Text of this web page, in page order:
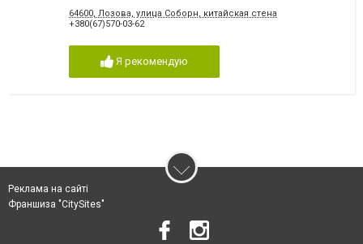
64600, Лозова, улица Соборн, китайская стена
+380(67)570-03-62
Я рекомендую
Реклама на сайті
Франшиза "CitySites"